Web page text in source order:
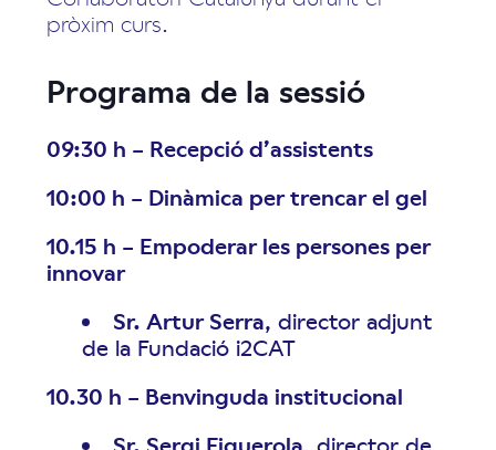
pròxim curs.
Programa de la sessió
09:30 h – Recepció d’assistents
10:00 h – Dinàmica per trencar el gel
10.15 h – Empoderar les persones per
innovar
Sr. Artur Serra, director adjunt
de la Fundació i2CAT
10.30 h – Benvinguda institucional